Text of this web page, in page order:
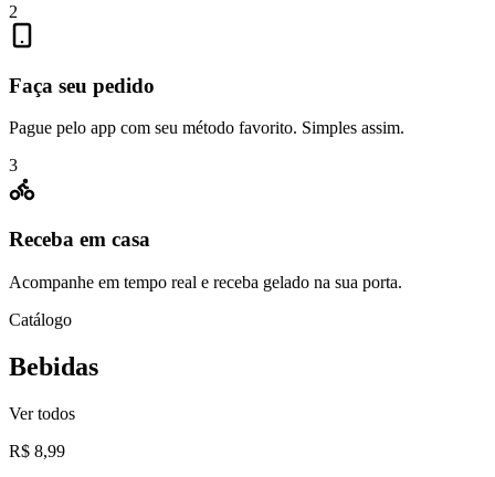
2
Faça seu pedido
Pague pelo app com seu método favorito. Simples assim.
3
Receba em casa
Acompanhe em tempo real e receba gelado na sua porta.
Catálogo
Bebidas
Ver todos
R$ 8,99